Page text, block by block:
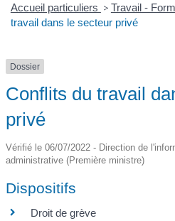
Accueil particuliers > Travail -
travail dans le secteur privé
Dossier
Conflits du travail
privé
Vérifié le 06/07/2022 - Direction de
administrative (Première ministre)
Dispositifs
Droit de grève